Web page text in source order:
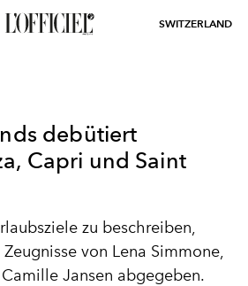
SWITZERLAND
debütiert
Capri und Saint
zu beschreiben,
von Lena Simmone,
Jansen abgegeben.